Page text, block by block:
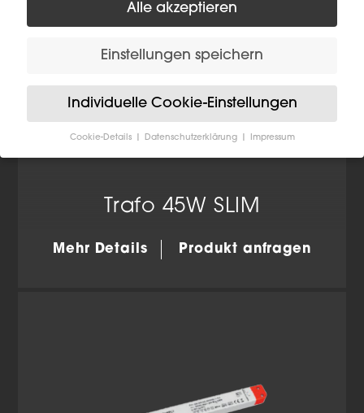
Trafo 45W SLIM
Mehr Details Produkt anfragen
Alle akzeptieren
Einstellungen speichern
Individuelle Cookie-Einstellungen
Cookie-Details Datenschutzerklärung Impressum
Datenschutzeinstellungen
zu freiwilligen Diensten geben möchten, müssen Sie
Ihre Erziehungsberechtigten um Erlaubnis bitten.
unserer Website. Einige von ihnen sind essenziell,
während andere uns helfen, diese Website und Ihre
Kategorien geben oder sich weitere Informationen
anzeigen lassen und so nur bestimmte Cookies